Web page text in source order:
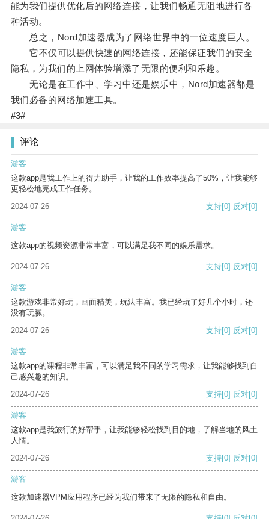
能为我们提供优化后的网络连接，让我们畅通无阻地进行各
种活动。
总之，Nord加速器成为了网络世界中的一位速度巨人。
它不仅可以提供快速的网络连接，还能保证我们的安全
隐私，为我们的上网体验增添了无限的便利和乐趣。
无论是在工作中、学习中还是娱乐中，Nord加速器都是
我们必备的网络加速工具。
#3#
评论
游客
这款app是我工作上的得力助手，让我的工作效率提高了50%，让我能够
更轻松地完成工作任务。
2024-07-26
支持[0] 反对[0]
游客
这款app的视频资源非常丰富，可以满足我不同的娱乐需求。
2024-07-26 支持[0] 反对[0]
游客
这款游戏非常好玩，画面精美，玩法丰富。我已经玩了好几个小时，还
没有玩腻。
2024-07-26
支持[0] 反对[0]
游客
这款app的课程非常丰富，可以满足我不同的学习需求，让我能够找到自
己感兴趣的知识。
2024-07-26
支持[0] 反对[0]
游客
这款app是我旅行的好帮手，让我能够轻松找到目的地，了解当地的风土
人情。
2024-07-26
支持[0] 反对[0]
游客
这款加速器VPM应用程序已经为我们带来了无限的隐私和自由。